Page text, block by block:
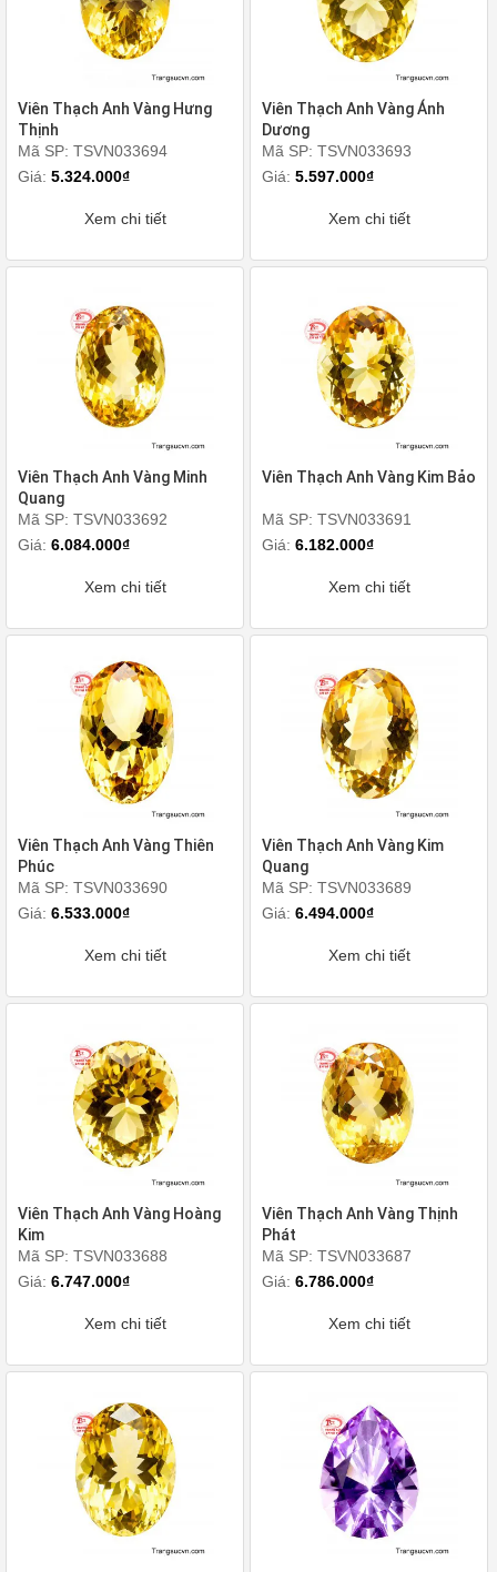
Viên Thạch Anh Vàng Hưng
Thịnh
Mã SP: TSVN033694
Giá: 5.324.000₫
Xem chi tiết
Viên Thạch Anh Vàng Ánh
Dương
Mã SP: TSVN033693
Giá:5.597.000₫
Xem chi tiết
Viên Thạch Anh Vàng Minh
Quang
Mã SP: TSVN033692
Giá: 6.084.000₫
Xem chi tiết
Viên Thạch Anh Vàng Kim Bảo
Mã SP: TSVN033691
Giá:6.182.000₫
Xem chi tiết
Viên Thạch Anh Vàng Thiên
Phúc
Mã SP: TSVN033690
Giá: 6.533.000₫
Xem chi tiết
Viên Thạch Anh Vàng Kim
Quang
Mã SP: TSVN033689
Giá:6.494.000₫
Xem chi tiết
Viên Thạch Anh Vàng Hoàng
Kim
Mã SP: TSVN033688
Giá: 6.747.000₫
Xem chi tiết
Viên Thạch Anh Vàng Thịnh
Phát
Mã SP: TSVN033687
Giá:6.786.000₫
Xem chi tiết